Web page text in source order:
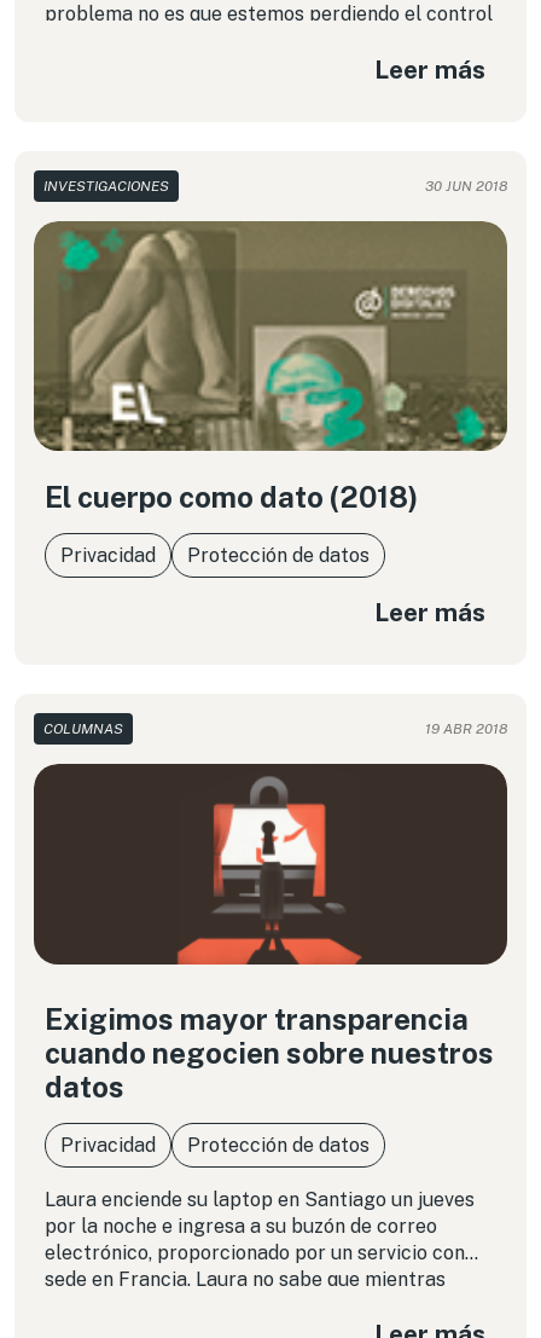
problema no es que estemos perdiendo el control
lo tuvimos, y cualquier regulación va mucho más
Leer más
INVESTIGACIONES 30 JUN 2018
El cuerpo como dato (2018)
Privacidad Protección de datos
Leer más
COLUMNAS 19 ABR 2018
Exigimos mayor transparencia
cuando negocien sobre nuestros
datos
Privacidad Protección de datos
Laura enciende su laptop en Santiago un jueves
por la noche e ingresa a su buzón de correo
electrónico, proporcionado por un servicio con
sede en Francia. Laura no sabe que mientras
están siendo leídos por la policía estadounidense.